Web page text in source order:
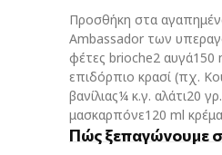
Προσθήκη στα
Ambassador των
φέτες brioche2 αυγά150
επιδόρπιο κρασί (πχ.
βανίλιας¼ κ.γ. αλάτι20
μασκαρπόνε120 ml
Πώς ξεπαγώνουμε